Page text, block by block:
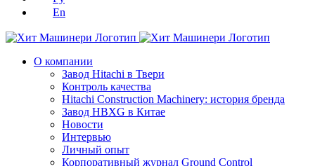
En
О компании
Завод Hitachi в Твери
Контроль качества
Hitachi Construction Machinery: история бренда
Завод HBXG в Китае
Новости
Интервью
Личный опыт
Корпоративный журнал Ground Control